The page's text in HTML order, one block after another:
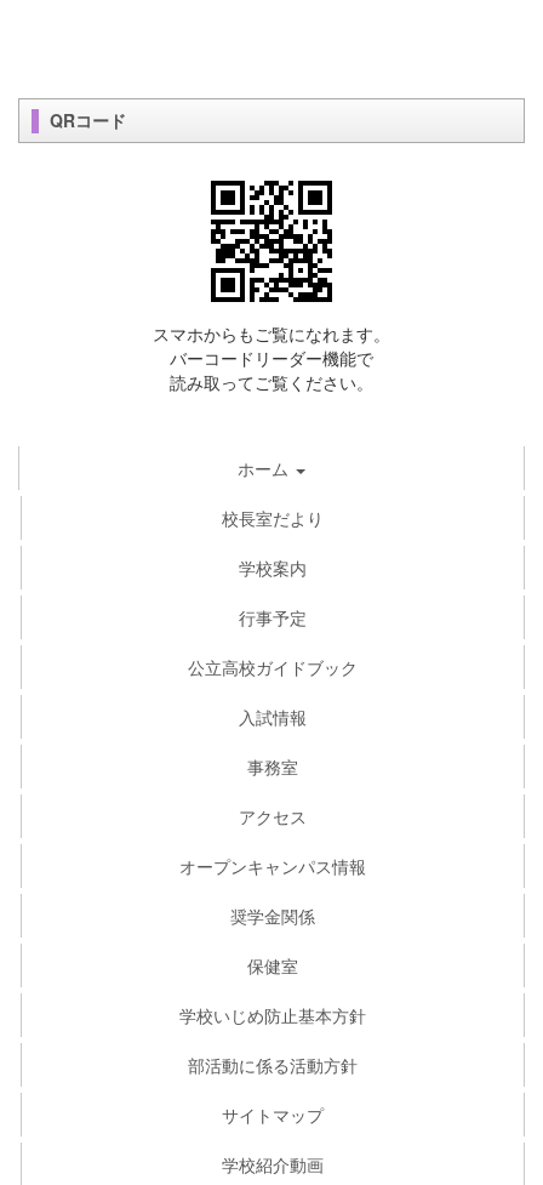
QRコード
スマホからもご覧になれます。
バーコードリーダー機能で
読み取ってご覧ください。
ホーム
校長室だより
学校案内
行事予定
公立高校ガイドブック
入試情報
事務室
アクセス
オープンキャンパス情報
奨学金関係
保健室
学校いじめ防止基本方針
部活動に係る活動方針
サイトマップ
学校紹介動画